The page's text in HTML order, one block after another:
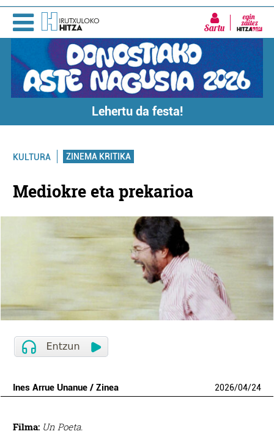
Sartu
Lehertu da festa!
KULTURA ZINEMA KRITIKA
Mediokre eta prekarioa
Ines Arrue Unanue / Zinea 2026/04/24
Filma: Un Poeta.